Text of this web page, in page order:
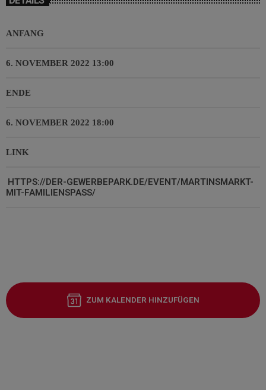
ANFANG
6. NOVEMBER 2022 13:00
ENDE
6. NOVEMBER 2022 18:00
LINK
HTTPS://DER-GEWERBEPARK.DE/EVENT/MARTINSMARKT-
MIT-FAMILIENSPASS/
ZUM KALENDER HINZUFÜGEN